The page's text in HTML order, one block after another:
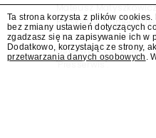
Mateusz
Polskiej, w
stanowisko dyrektora
Osterwy w Lublinie –
"Presserwis".
Ta strona korzysta z plików
bez zmiany ustawień dotyczących
zgadzasz się na zapisywanie ich w
Dodatkowo, korzystając ze strony,
przetwarzania danych osobowych .